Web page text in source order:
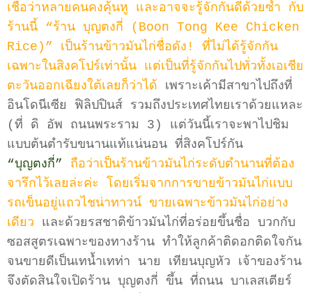
เชื่อว่าหลายคนคงคุ้นหู และอาจจะรู้จักกันดีด้วยซ้ำ กับ
ร้านนี้ “ร้าน บุญตงกี่ (Boon Tong Kee Chicken
Rice)” เป็นร้านข้าวมันไก่ชื่อดัง! ที่ไม่ได้รู้จักกัน
เฉพาะในสิงคโปร์เท่านั้น แต่เป็นที่รู้จักกันไปทั่วทั้งเอเชีย
ตะวันออกเฉียงใต้เลยก็ว่าได้ เพราะเค้ามีสาขาไปถึงที่
อินโดนีเซีย ฟิลิปปินส์ รวมถึงประเทศไทยเราด้วยแหละ
(ที่ ดิ อัพ ถนนพระราม 3) แต่วันนี้เราจะพาไปชิม
แบบต้นตำรับขนานแท้แน่นอน ที่สิงคโปร์กัน
“บุญตงกี่”
ถือว่าเป็นร้านข้าวมันไก่ระดับตำนานที่ต้อง
จารึกไว้เลยล่ะค่ะ โดยเริ่มจากการขายข้าวมันไก่แบบ
รถเข็นอยู่แถวไชน่าทาวน์ ขายเฉพาะข้าวมันไก่อย่าง
เดียว
และด้วยรสชาติข้าวมันไก่ที่อร่อยขึ้นชื่อ บวกกับ
ซอสสูตรเฉพาะของทางร้าน ทำให้ลูกค้าติดอกติดใจกัน
จนขายดีเป็นเทน้ำเทท่า นาย เทียนบุญหัว เจ้าของร้าน
จึงตัดสินใจเปิดร้าน บุญตงกี่ ขึ้น ที่ถนน บาเลสเตียร์